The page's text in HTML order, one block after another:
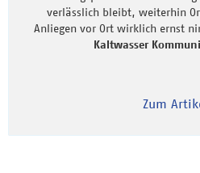
verlässlich bleibt, weiterhin
Anliegen vor Ort wirklich ernst
Kaltwasser
Zum